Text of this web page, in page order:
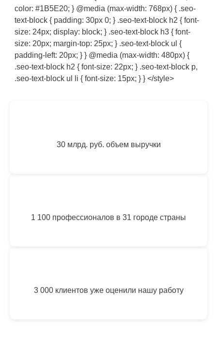
color: #1B5E20; } @media (max-width: 768px) { .seo-
text-block { padding: 30px 0; } .seo-text-block h2 { font-
size: 24px; display: block; } .seo-text-block h3 { font-
size: 20px; margin-top: 25px; } .seo-text-block ul {
padding-left: 20px; } } @media (max-width: 480px) {
.seo-text-block h2 { font-size: 22px; } .seo-text-block p,
.seo-text-block ul li { font-size: 15px; } } </style>
30 млрд. руб. объем выручки
1 100 профессионалов в 31 городе страны
3 000 клиентов уже оценили нашу работу